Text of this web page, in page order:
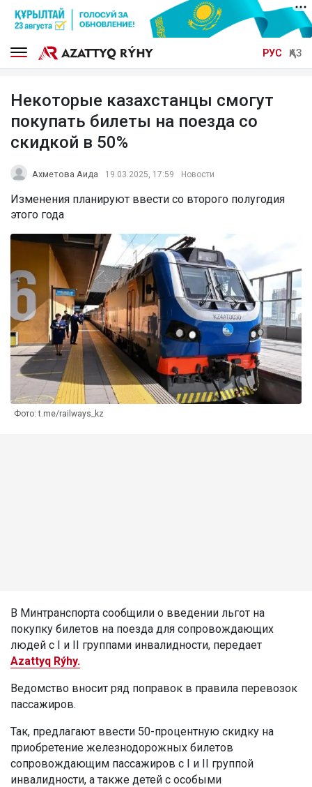
РУС ҚАЗ
Некоторые казахстанцы смогут
покупать билеты на поезда со
скидкой в 50%
Ахметова Аида 19.03.2025, 17:59 Новости
Изменения планируют ввести со второго полугодия
этого года
Фото: t.me/railways_kz
В Минтранспорта сообщили о введении льгот на
покупку билетов на поезда для сопровождающих
людей с I и II группами инвалидности, передает
Azattyq Rýhy.
Ведомство вносит ряд поправок в правила перевозок
пассажиров.
Так, предлагают ввести 50-процентную скидку на
приобретение железнодорожных билетов
сопровождающим пассажиров с I и II группой
инвалидности, а также детей с особыми